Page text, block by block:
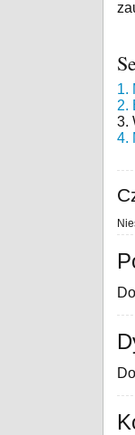
1.
2.
3.
4.